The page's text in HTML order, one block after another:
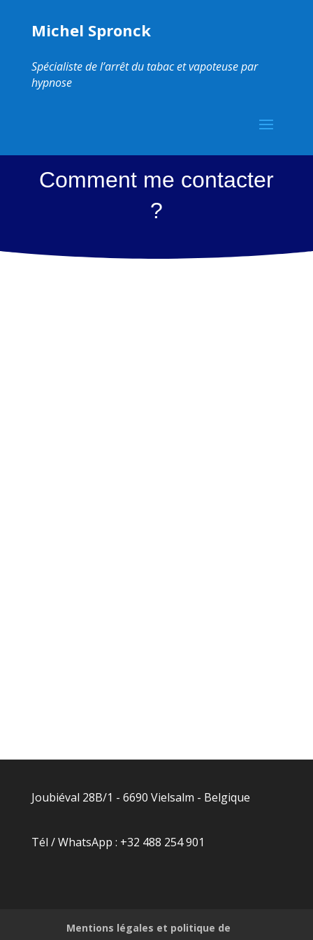
Michel Spronck
Spécialiste de l’arrêt du tabac et vapoteuse par
hypnose
Comment me contacter
?
Joubiéval 28B/1 - 6690 Vielsalm - Belgique
Tél / WhatsApp : +32 488 254 901
Mentions légales et politique de